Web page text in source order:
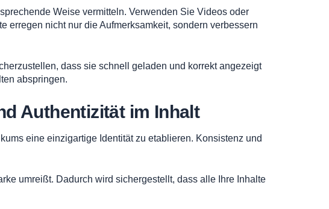
Weise vermitteln. Verwenden Sie Videos oder
erregen nicht nur die Aufmerksamkeit, sondern verbessern
dass sie schnell geladen und korrekt angezeigt
abspringen.
Authentizität im Inhalt
eine einzigartige Identität zu etablieren. Konsistenz und
umreißt. Dadurch wird sichergestellt, dass alle Ihre Inhalte